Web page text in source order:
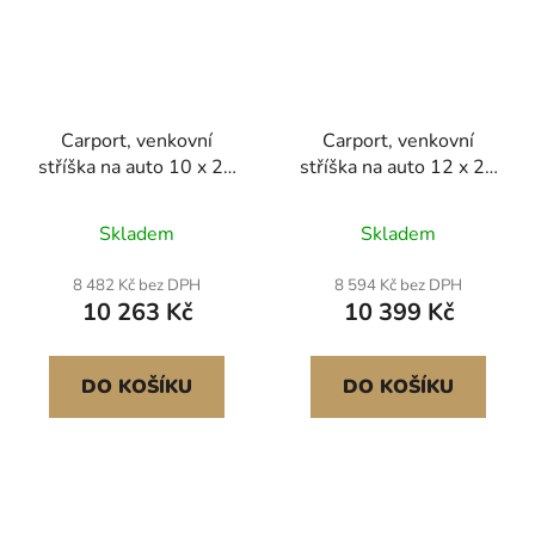
Carport, venkovní
stříška na auto 10 x 20
odnímatelnými bočními
stěnami a dveřmi,
odolný přístřešek na
auto, odolný vůči UV
záření a vodě, celoroční
ochrana pro automobil,
loď, bílá
Skladem
8 482 Kč bez DPH
10 263 Kč
DO KOŠÍKU
Carport, venkovní
stříška na auto 12 x 20
odnímatelnými bočními
stěnami a dveřmi,
odolný přístřešek na
auto, odolný vůči UV
záření a vodě, celoroční
ochrana pro automobil,
loď, bílá
Skladem
8 594 Kč bez DPH
10 399 Kč
DO KOŠÍKU